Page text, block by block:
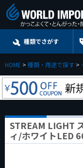
種類でさがす
HOME 種類・用途で探す
STREAM LIGHT
ィ/ホワイトLED